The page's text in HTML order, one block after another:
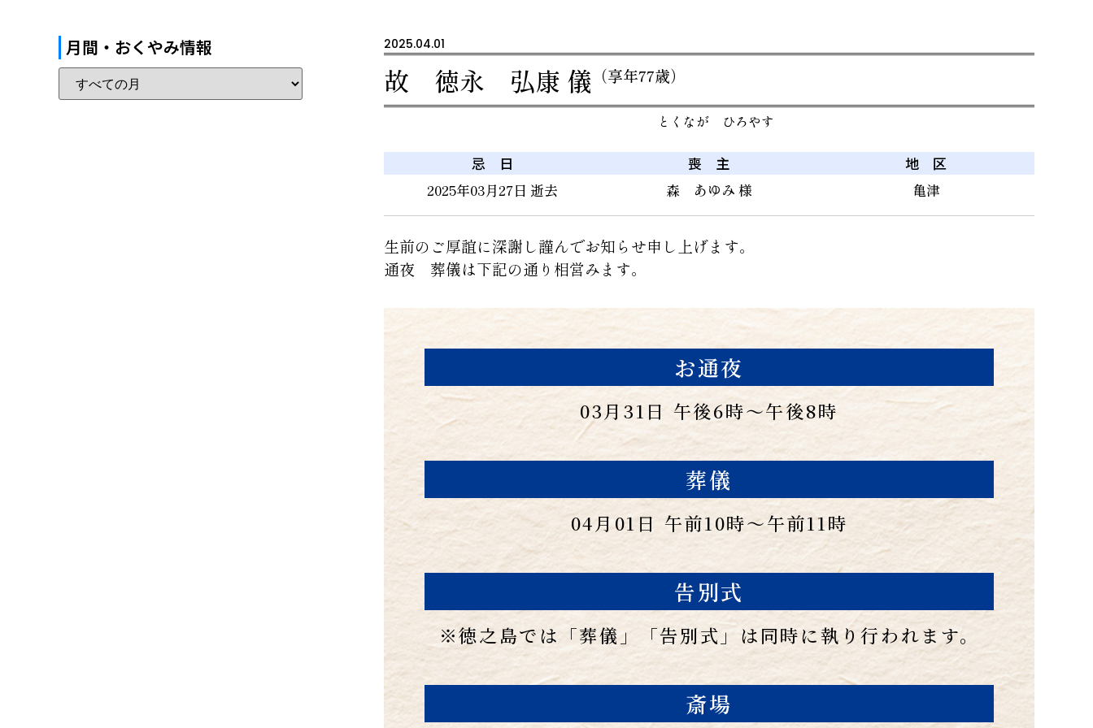
月間・おくやみ情報 2025.04.01
故 徳永 弘康 儀 （享年77歳）
とくなが ひろやす
忌 日
2025年03月27日 逝去
喪 主
森 あゆみ 様
地 区
亀津
生前のご厚誼に深謝し謹んでお知らせ申し上げます。
通夜 葬儀は下記の通り相営みます。
お通夜
03月31日 午後6時〜午後8時
葬儀
04月01日 午前10時〜午前11時
告別式
※徳之島では「葬儀」「告別式」は同時に執り行われます。
斎場